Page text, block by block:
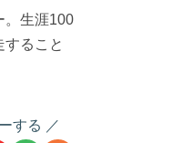
。生涯100
ること
する